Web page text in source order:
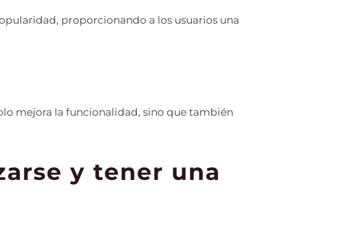
proporcionando a los usuarios una
mejora la funcionalidad, sino que también
y tener una